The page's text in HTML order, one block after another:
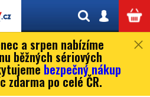
a srpen nabízíme
běžných sériových
bezpečný nákup
zdarma po celé ČR.